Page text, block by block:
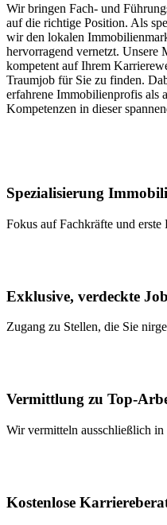
Wir bringen Fach- und
auf die richtige Position. Als
wir den lokalen
hervorragend vernetzt. Unsere
kompetent auf Ihrem
Traumjob für Sie zu finden.
erfahrene Immobilienprofis als
Kompetenzen in dieser
Spezialisierung
Fokus auf Fachkräfte und erste
Exklusive, verdeckte
Zugang zu Stellen, die Sie
Vermittlung zu Top-
Wir vermitteln ausschließlich in
Kostenlose